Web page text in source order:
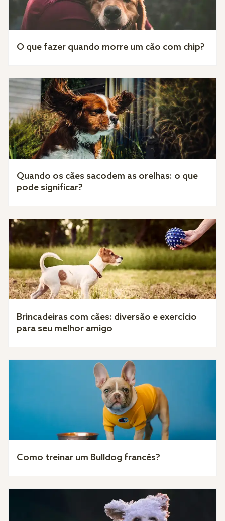
O que fazer quando morre um cão com chip?
Quando os cães sacodem as orelhas: o que
pode significar?
Brincadeiras com cães: diversão e exercício
para seu melhor amigo
Como treinar um Bulldog francês?